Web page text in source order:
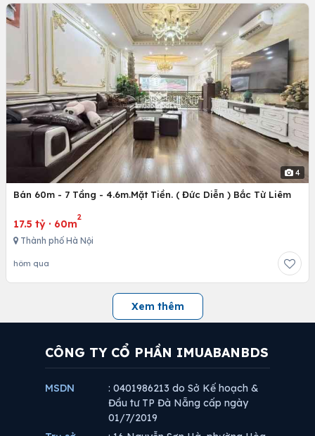
4
Bán 60m - 7 Tầng - 4.6m.Mặt Tiền. ( Đức Diễn ) Bắc Từ Liêm
17.5 tỷ · 60m
2
Thành phố Hà Nội
hôm qua
Xem thêm
CÔNG TY CỔ PHẦN IMUABANBDS
MSDN
: 0401986213 do Sở Kế hoạch &
Đầu tư TP Đà Nẵng cấp ngày
01/7/2019